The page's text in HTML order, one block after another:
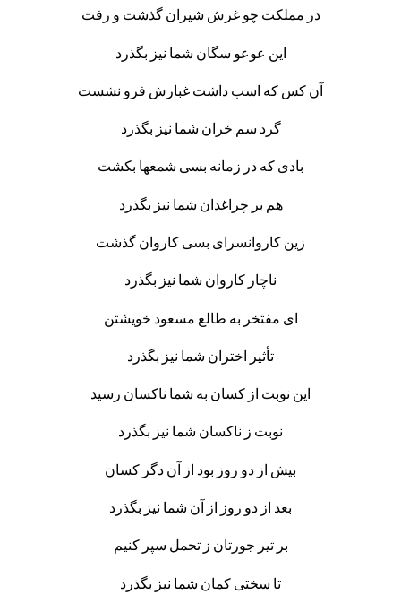
در مملکت چو غرش شیران گذشت و رفت
این عوعو سگان شما نیز بگذرد
آن کس که اسب داشت غبارش فرو نشست
گرد سم خران شما نیز بگذرد
بادی که در زمانه بسی شمعها بکشت
هم بر چراغدان شما نیز بگذرد
زین کاروانسرای بسی کاروان گذشت
ناچار کاروان شما نیز بگذرد
ای مفتخر به طالع مسعود خویشتن
تأثیر اختران شما نیز بگذرد
این نوبت از کسان به شما ناکسان رسید
نوبت ز ناکسان شما نیز بگذرد
بیش از دو روز بود از آن دگر کسان
بعد از دو روز از آن شما نیز بگذرد
بر تیر جورتان ز تحمل سپر کنیم
تا سختی کمان شما نیز بگذرد